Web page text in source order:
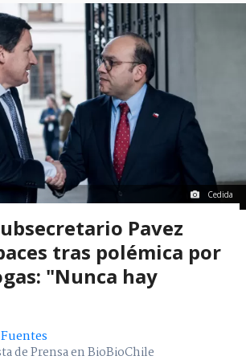
Cedida
Pavez
tras polémica por
"Nunca hay
de Prensa en BioBioChile